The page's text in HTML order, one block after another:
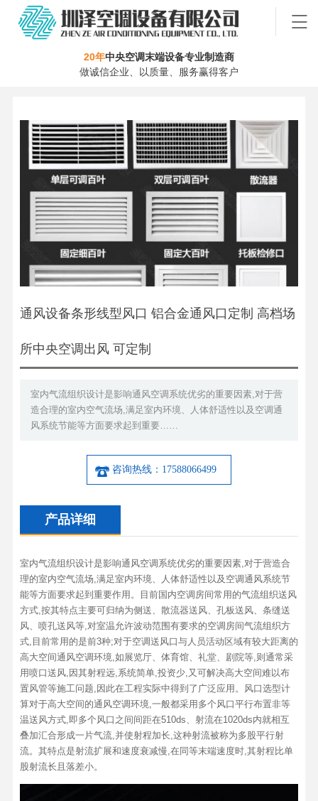
20年中央空调末端设备专业制造商
做诚信企业、以质量、服务赢得客户
通风设备条形线型风口 铝合金通风口定制 高档场
所中央空调出风 可定制
室内气流组织设计是影响通风空调系统优劣的重要因素,对于营
造合理的室内空气流场,满足室内环境、人体舒适性以及空调通
风系统节能等方面要求起到重要……
咨询热线：17588066499
产品详细
室内气流组织设计是影响通风空调系统优劣的重要因素,对于营造合
理的室内空气流场,满足室内环境、人体舒适性以及空调通风系统节
能等方面要求起到重要作用。目前国内空调房间常用的气流组织送风
方式,按其特点主要可归纳为侧送、散流器送风、孔板送风、条缝送
风、喷孔送风等,对室温允许波动范围有要求的空调房间气流组织方
式,目前常用的是前3种;对于空调送风口与人员活动区域有较大距离的
高大空间通风空调环境,如展览厅、体育馆、礼堂、剧院等,则通常采
用喷口送风,因其射程远,系统简单,投资少,又可解决高大空间难以布
置风管等施工问题,因此在工程实际中得到了广泛应用。风口选型计
算对于高大空间的通风空调环境,一般都采用多个风口平行布置非等
温送风方式,即多个风口之间间距在510ds、射流在1020ds内就相互
叠加汇合形成一片气流,并使射程加长,这种射流被称为多股平行射
流。其特点是射流扩展和速度衰减慢,在同等末端速度时,其射程比单
股射流长且落差小。